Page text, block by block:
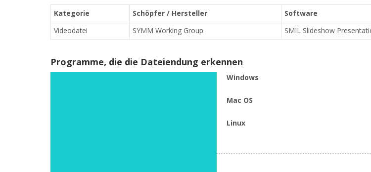
Kategorie Schöpfer / Hersteller
Software
Videodatei
SYMM Working Group SMIL Slideshow
Programme, die die Dateiendung erkennen
Windows
Mac OS
Linux